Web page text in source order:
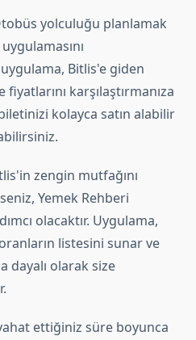
yolculuğu planlamak
Bitlis'e giden
karşılaştırmanıza
kolayca satın alabilir
zengin mutfağını
Yemek Rehberi
olacaktır. Uygulama,
listesini sunar ve
dayalı olarak size
ettiğiniz süre boyunca